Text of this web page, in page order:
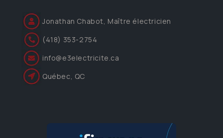
Jonathan Chabot, Maître électricien
(418) 353-2754
info@e3electricite.ca
Québec, QC